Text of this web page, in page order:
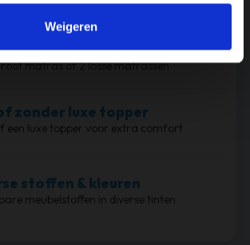
Weigeren
uit 1 groot
matrassen
matras of 2 losse matrassen
zonder luxe topper
een luxe topper voor extra comfort
stoffen & kleuren
meubelstoffen in diverse tinten